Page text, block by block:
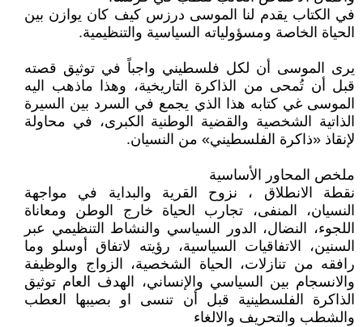
في الكتاب يقدم لنا الموسى درزس كيف كان يوازن بين
الحياة الخاصة ومسؤولياته السياسية والتنظيمية.
يرى الموسى أن لكل فلسطيني واجباً في توثيق قصته
قبل أن تُمحى من الذاكرة التاريخية، وهذا ماذهب اليه
الموسى غي كتابه هذا الذي يجمع في السرد بين السيرة
الذاتية الشخصية والقضية الوطنية الكبرى، في محاولة
لإنقاذ «ذاكرة الفلسطيني» من النسيان.
ملخص المحاور الأساسية
نقطة الانطلاق ، نزوح القرية والبداية في مواجهة
النسيان، المنفى، تجارب الحياة خارج الوطن ومعاناة
اللجوء، النضال، الدور السياسي والنشاط التنظيمي عبر
السنين، الاتفاقيات السياسية، رؤيته لاتفاق أوسلو وما
رافقه من تنازلات، الحياة الشخصية، الزواج والوظيفة
والانسجام بين السياسي والإنساني، الهدف العام توثيق
الذاكرة الفلسطينية قبل أن تنسى او بصيبها العطب
والشطب والتحريف والالغاء